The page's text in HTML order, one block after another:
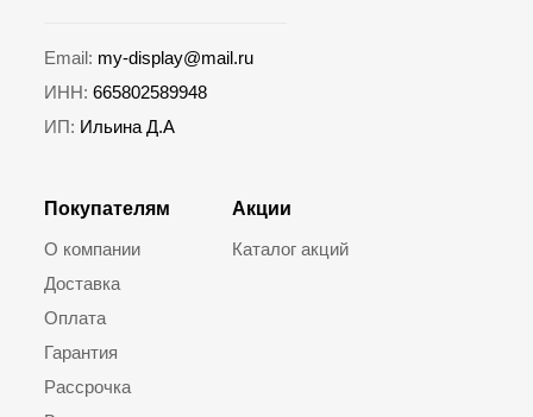
Покупателям
О компании
Доставка
Оплата
Гарантия
Рассрочка
Акции
Каталог акций
Email: my-display@mail.ru
ИНН: 665802589948
ИП: Ильина Д.А